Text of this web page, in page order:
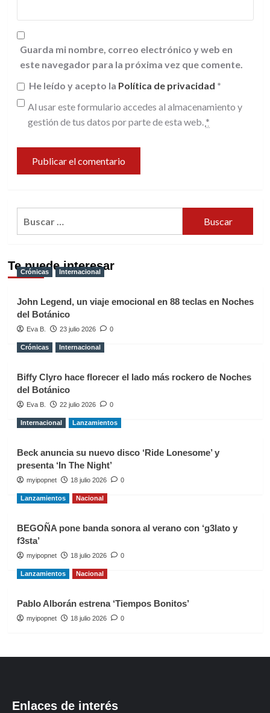
Guarda mi nombre, correo electrónico y web en
este navegador para la próxima vez que comente.
He leído y acepto la Política de privacidad *
Al usar este formulario accedes al almacenamiento y
gestión de tus datos por parte de esta web. *
Te puede interesar
Crónicas Internacional
John Legend, un viaje emocional en 88 teclas en Noches
del Botánico
Eva B. 23 julio 2026 0
Crónicas Internacional
Biffy Clyro hace florecer el lado más rockero de Noches
del Botánico
Eva B. 22 julio 2026 0
Internacional Lanzamientos
Beck anuncia su nuevo disco ‘Ride Lonesome’ y
presenta ‘In The Night’
myipopnet 18 julio 2026 0
Lanzamientos Nacional
BEGOÑA pone banda sonora al verano con ‘g3lato y
f3sta’
myipopnet 18 julio 2026 0
Lanzamientos Nacional
Pablo Alborán estrena ‘Tiempos Bonitos’
myipopnet 18 julio 2026 0
Enlaces de interés